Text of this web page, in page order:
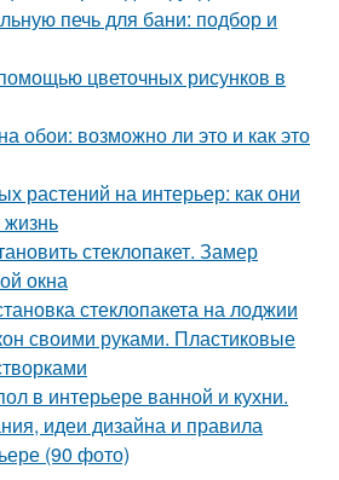
печь для бани: подбор и
цветочных рисунков в
обои: возможно ли это и как это
растений на интерьер: как они
стеклопакет. Замер
окна
стеклопакета на лоджии
своими руками. Пластиковые
в интерьере ванной и кухни.
идеи дизайна и правила
(90 фото)